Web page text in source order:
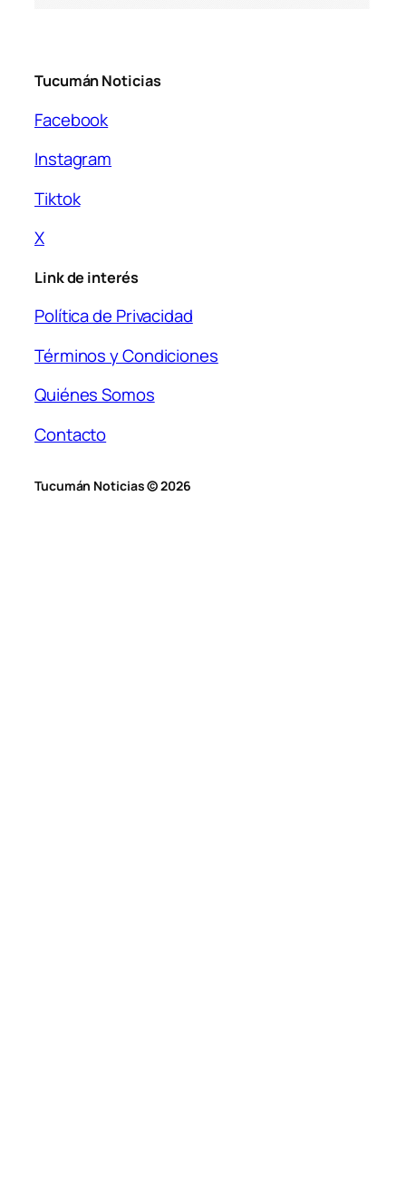
Tucumán Noticias
Facebook
Instagram
Tiktok
X
Link de interés
Política de Privacidad
Términos y Condiciones
Quiénes Somos
Contacto
Tucumán Noticias © 2026